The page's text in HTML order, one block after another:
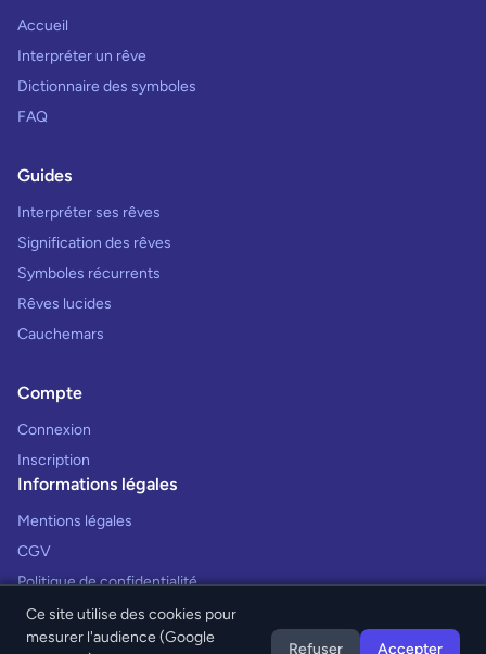
Accueil
Interpréter un rêve
Dictionnaire des symboles
FAQ
Guides
Interpréter ses rêves
Signification des rêves
Symboles récurrents
Rêves lucides
Cauchemars
Compte
Connexion
Inscription
Informations légales
Mentions légales
CGV
Politique de confidentialité
Ce site utilise des cookies pour
mesurer l'audience (Google
Refuser Accepter